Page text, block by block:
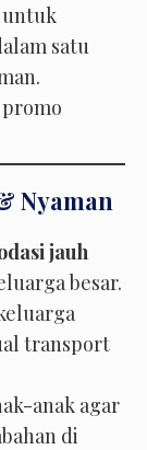
untuk
satu
Nyaman
jauh
besar.
transport
anak agar
di